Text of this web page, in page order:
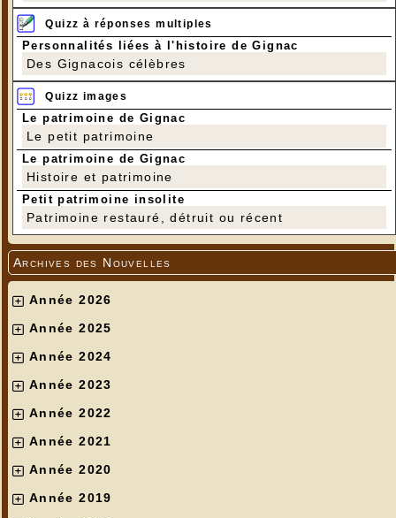
Quizz à réponses multiples
Personnalités liées à l'histoire de Gignac
Des Gignacois célèbres
Quizz images
Le patrimoine de Gignac
Le petit patrimoine
Le patrimoine de Gignac
Histoire et patrimoine
Petit patrimoine insolite
Patrimoine restauré, détruit ou récent
Archives des Nouvelles
Année 2026
Année 2025
Année 2024
Année 2023
Année 2022
Année 2021
Année 2020
Année 2019